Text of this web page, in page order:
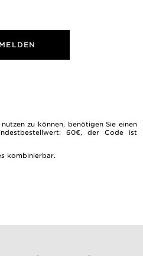
zu können, benötigen Sie einen
60€, der Code ist
kombinierbar.